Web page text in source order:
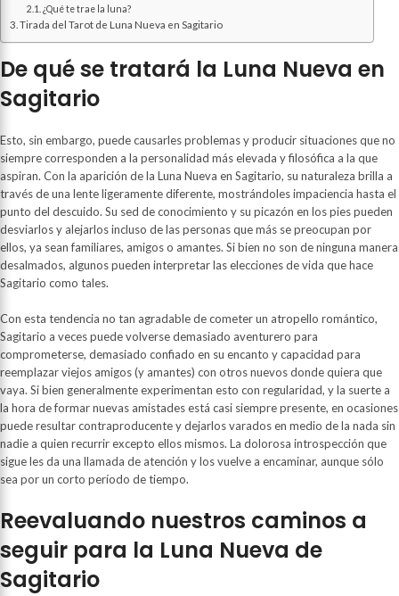
¿Qué te trae la luna?
Tirada del Tarot de Luna Nueva en Sagitario
De qué se tratará la Luna Nueva en
Sagitario
Esto, sin embargo, puede causarles problemas y producir situaciones que no
siempre corresponden a la personalidad más elevada y filosófica a la que
aspiran. Con la aparición de la Luna Nueva en Sagitario, su naturaleza brilla a
través de una lente ligeramente diferente, mostrándoles impaciencia hasta el
punto del descuido. Su sed de conocimiento y su picazón en los pies pueden
desviarlos y alejarlos incluso de las personas que más se preocupan por
ellos, ya sean familiares, amigos o amantes. Si bien no son de ninguna manera
desalmados, algunos pueden interpretar las elecciones de vida que hace
Sagitario como tales.
Con esta tendencia no tan agradable de cometer un atropello romántico,
Sagitario a veces puede volverse demasiado aventurero para
comprometerse, demasiado confiado en su encanto y capacidad para
reemplazar viejos amigos (y amantes) con otros nuevos donde quiera que
vaya. Si bien generalmente experimentan esto con regularidad, y la suerte a
la hora de formar nuevas amistades está casi siempre presente, en ocasiones
puede resultar contraproducente y dejarlos varados en medio de la nada sin
nadie a quien recurrir excepto ellos mismos. La dolorosa introspección que
sigue les da una llamada de atención y los vuelve a encaminar, aunque sólo
sea por un corto período de tiempo.
Reevaluando nuestros caminos a
seguir para la Luna Nueva de
Sagitario